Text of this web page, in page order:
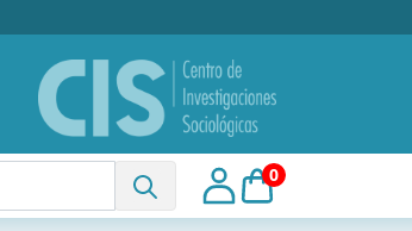
0